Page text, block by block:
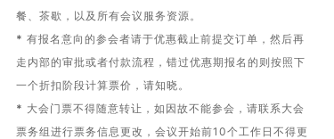
餐、茶歇，以及所有会议服务资源。
* 有报名意向的参会者请于优惠截止前提交订单，然后再
走内部的审批或者付款流程，错过优惠期报名的则按照下
一个折扣阶段计算票价，请知晓。
* 大会门票不得随意转让，如因故不能参会，请联系大会
票务组进行票务信息更改，会议开始前10个工作日不得更